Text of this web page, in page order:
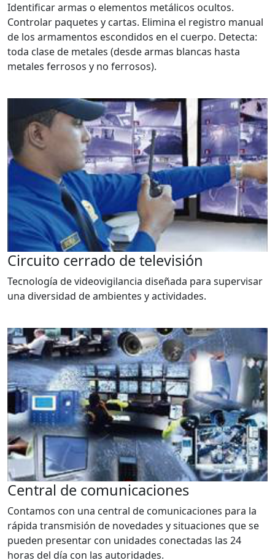
Identificar armas o elementos metálicos ocultos.
Controlar paquetes y cartas. Elimina el registro manual
de los armamentos escondidos en el cuerpo. Detecta:
toda clase de metales (desde armas blancas hasta
metales ferrosos y no ferrosos).
Circuito cerrado de televisión
Tecnología de videovigilancia diseñada para supervisar
una diversidad de ambientes y actividades.
Central de comunicaciones
Contamos con una central de comunicaciones para la
rápida transmisión de novedades y situaciones que se
pueden presentar con unidades conectadas las 24
horas del día con las autoridades.